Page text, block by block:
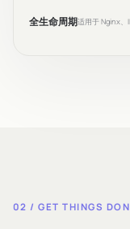
全生命周期适用于 Nginx
02 / GET THINGS